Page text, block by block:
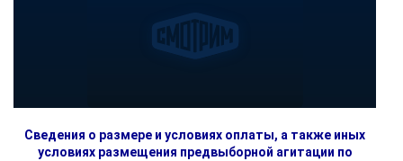
Сведения о размере и условиях оплаты, а также иных
условиях размещения предвыборной агитации по